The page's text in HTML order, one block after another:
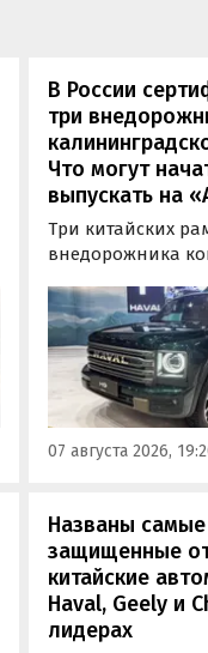
В России
три
Что могут
выпускать на
Три китайских
внедорожника
«Автотор». Речь о
Tank 400 и Tank
успешно прошли
сертификацию и
Одобрения типа
транспортного
07 августа 2026,
Названы самые
защищенные
китайские
Haval, Geely и
лидерах